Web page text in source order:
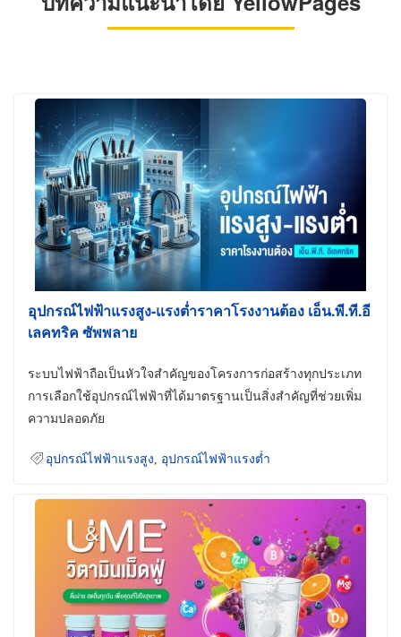
อุปกรณ์ไฟฟ้าแรงสูง-แรงต่ำราคาโรงงานต้อง เอ็น.พี.ที.อี
เลคทริค ซัพพลาย
ระบบไฟฟ้าถือเป็นหัวใจสำคัญของโครงการก่อสร้างทุกประเภท
การเลือกใช้อุปกรณ์ไฟฟ้าที่ได้มาตรฐานเป็นสิ่งสำคัญที่ช่วยเพิ่ม
ความปลอดภัย
อุปกรณ์ไฟฟ้าแรงสูง อุปกรณ์ไฟฟ้าแรงต่ำ